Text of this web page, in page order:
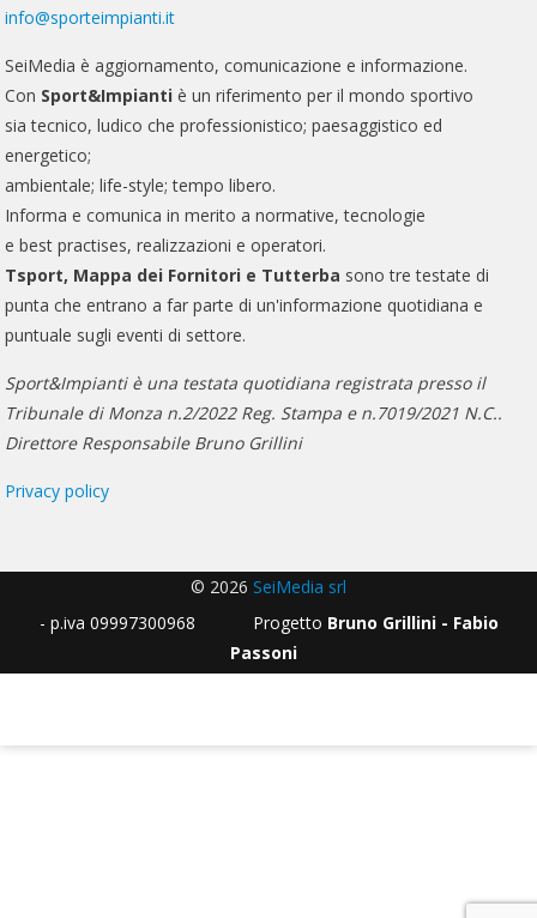
info@sporteimpianti.it
SeiMedia è aggiornamento, comunicazione e informazione.
Con Sport&Impianti è un riferimento per il mondo sportivo
sia tecnico, ludico che professionistico; paesaggistico ed
energetico;
ambientale; life-style; tempo libero.
Informa e comunica in merito a normative, tecnologie
e best practises, realizzazioni e operatori.
Tsport, Mappa dei Fornitori e Tutterba sono tre testate di
punta che entrano a far parte di un'informazione quotidiana e
puntuale sugli eventi di settore.
Sport&Impianti è una testata quotidiana registrata presso il
Tribunale di Monza n.2/2022 Reg. Stampa e n.7019/2021 N.C..
Direttore Responsabile Bruno Grillini
Privacy policy
© 2026 SeiMedia srl
- p.iva 09997300968 Progetto Bruno Grillini - Fabio
Passoni